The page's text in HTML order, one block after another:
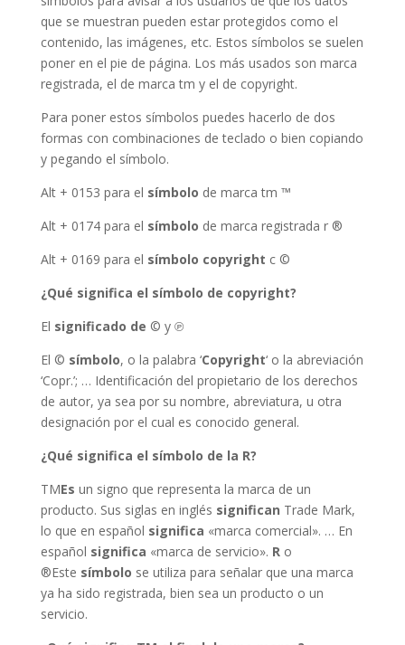
que se muestran pueden estar protegidos como el
contenido, las imágenes, etc. Estos símbolos se suelen
poner en el pie de página. Los más usados son marca
registrada, el de marca tm y el de copyright.
Para poner estos símbolos puedes hacerlo de dos
formas con combinaciones de teclado o bien copiando
y pegando el símbolo.
Alt + 0153 para el símbolo de marca tm ™
Alt + 0174 para el símbolo de marca registrada r ®
Alt + 0169 para el símbolo copyright c ©
¿Qué significa el símbolo de copyright?
El significado de © y ℗
El © símbolo, o la palabra ‘Copyright‘ o la abreviación
‘Copr.’; … Identificación del propietario de los derechos
de autor, ya sea por su nombre, abreviatura, u otra
designación por el cual es conocido general.
¿Qué significa el símbolo de la R?
TMEs un signo que representa la marca de un
producto. Sus siglas en inglés significan Trade Mark,
lo que en español significa «marca comercial». … En
español significa «marca de servicio». Ro
®Este símbolo se utiliza para señalar que una marca
ya ha sido registrada, bien sea un producto o un
servicio.